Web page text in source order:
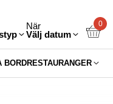
När
Välj datum
0
BORDRESTAURANGER